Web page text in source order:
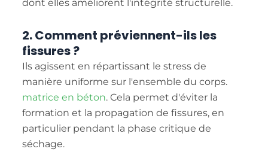
dont elles améliorent l'intégrité structurelle.
2. Comment préviennent-ils les
fissures ?
Ils agissent en répartissant le stress de
manière uniforme sur l'ensemble du corps.
matrice en béton. Cela permet d'éviter la
formation et la propagation de fissures, en
particulier pendant la phase critique de
séchage.